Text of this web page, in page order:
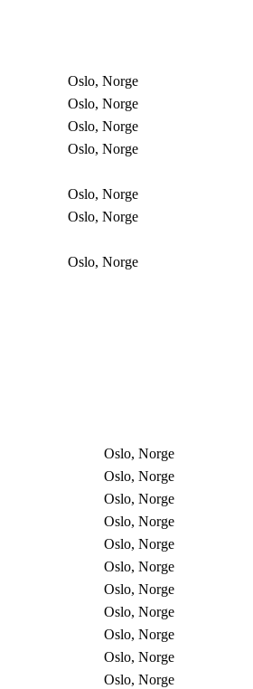
Oslo, Norge
Oslo, Norge
Oslo, Norge
Oslo, Norge
Oslo, Norge
Oslo, Norge
Oslo, Norge
Oslo, Norge
Oslo, Norge
Oslo, Norge
Oslo, Norge
Oslo, Norge
Oslo, Norge
Oslo, Norge
Oslo, Norge
Oslo, Norge
Oslo, Norge
Oslo, Norge